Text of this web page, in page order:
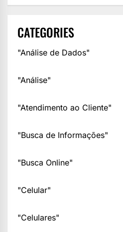
CATEGORIES
"Análise de Dados"
"Análise"
"Atendimento ao Cliente"
"Busca de Informações"
"Busca Online"
"Celular"
"Celulares"